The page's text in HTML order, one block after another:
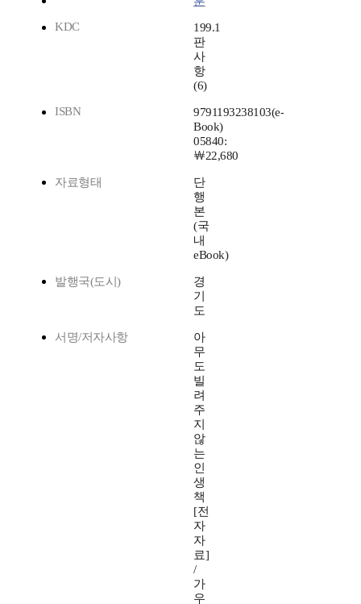
KDC
199.1
판
사
항
(6)
ISBN
9791193238103(e-
Book)
05840:
￦22,680
자료형태
단
행
본
(국
내
eBook)
발행국(도시)
경
기
도
서명/저자사항
아
무
도
빌
려
주
지
않
는
인
생
책
[전
자
자
료]
/
가
우